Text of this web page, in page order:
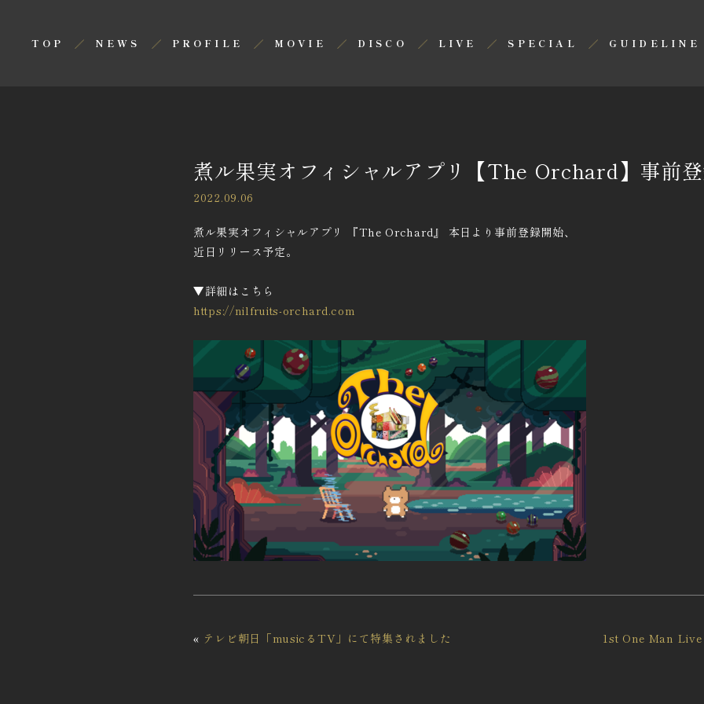
TOP NEWS PROFILE MOVIE DISCO LIVE SPECIAL GUIDELINE
煮ル果実オフィシャルアプリ【The Orchard】事前登
2022.09.06
煮ル果実オフィシャルアプリ 『The Orchard』 本日より事前登録開始、
近日リリース予定。
▼詳細はこちら
https://nilfruits-orchard.com
« テレビ朝日「musicるTV」にて特集されました 1st One Man